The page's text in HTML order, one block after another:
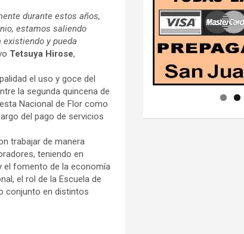
durante estos años,
estamos saliendo
y pueda
Tetsuya Hirose,
el uso y goce del
la segunda quincena de
Nacional de Flor como
del pago de servicios
trabajar de manera
teniendo en
el fomento de la economía
el rol de la Escuela de
conjunto en distintos